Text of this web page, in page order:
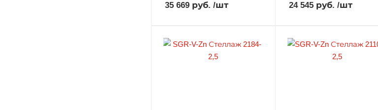
35 669 руб. /шт 24 545 руб. /шт